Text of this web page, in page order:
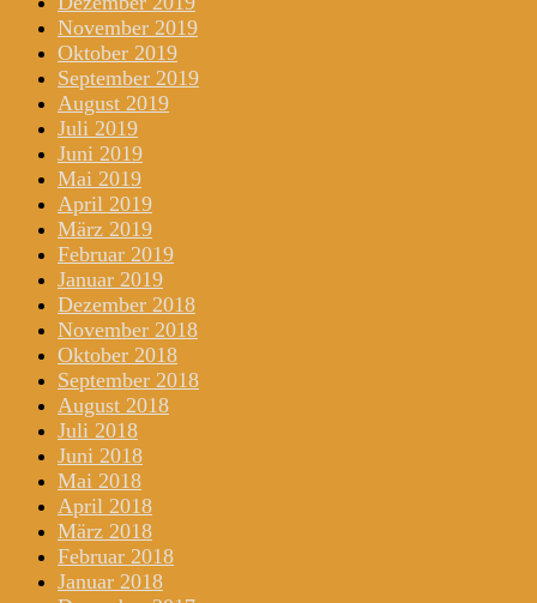
November 2019
Oktober 2019
September 2019
August 2019
Juli 2019
Juni 2019
Mai 2019
April 2019
März 2019
Februar 2019
Januar 2019
Dezember 2018
November 2018
Oktober 2018
September 2018
August 2018
Juli 2018
Juni 2018
Mai 2018
April 2018
März 2018
Februar 2018
Januar 2018